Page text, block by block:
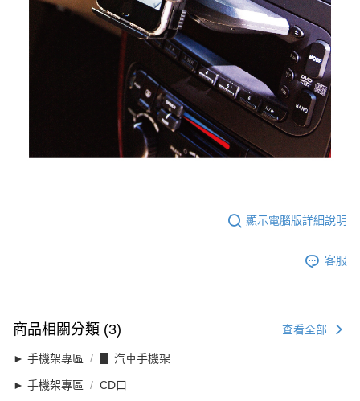
顯示電腦版詳細說明
客服
商品相關分類 (3) 查看全部
► 手機架專區 ▊ 汽車手機架
► 手機架專區 CD口